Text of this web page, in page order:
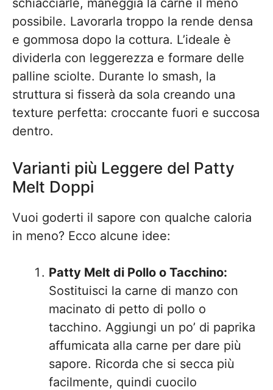
schiacciarle, maneggia la carne il meno
possibile. Lavorarla troppo la rende densa
e gommosa dopo la cottura. L’ideale è
dividerla con leggerezza e formare delle
palline sciolte. Durante lo smash, la
struttura si fisserà da sola creando una
texture perfetta: croccante fuori e succosa
dentro.
Varianti più Leggere del Patty
Melt Doppi
Vuoi goderti il sapore con qualche caloria
in meno? Ecco alcune idee:
Patty Melt di Pollo o Tacchino:
Sostituisci la carne di manzo con
macinato di petto di pollo o
tacchino. Aggiungi un po’ di paprika
affumicata alla carne per dare più
sapore. Ricorda che si secca più
facilmente, quindi cuocilo